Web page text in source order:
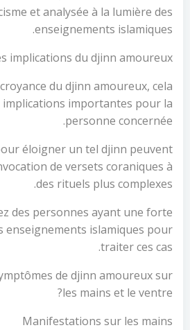
et analysée à la lumière des
enseignements islamiques.
implications du djinn amoureux
du djinn amoureux, cela
implications importantes pour la
personne concernée.
éloigner un tel djinn peuvent
de versets coraniques à
des rituels plus complexes.
des personnes ayant une forte
enseignements islamiques pour
traiter ces cas.
de djinn amoureux sur
les mains et le ventre?
Manifestations sur les mains